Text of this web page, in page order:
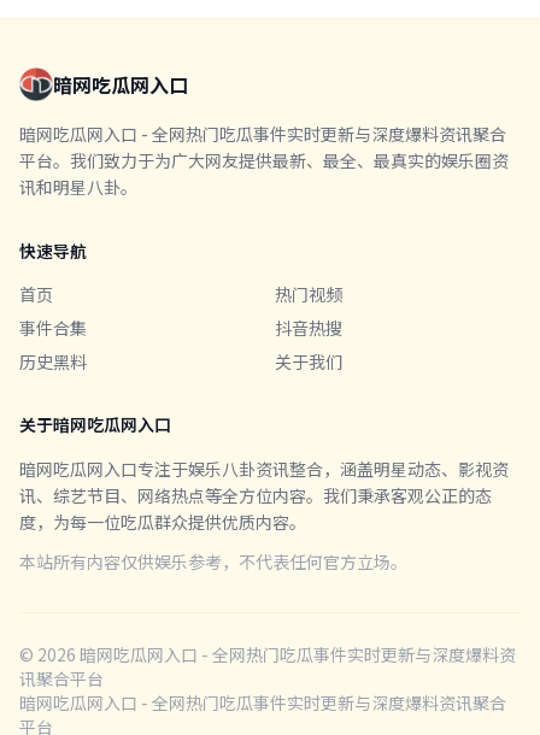
暗网吃瓜网入口
暗网吃瓜网入口 - 全网热门吃瓜事件实时更新与深度爆料资讯聚合
平台。我们致力于为广大网友提供最新、最全、最真实的娱乐圈资
讯和明星八卦。
快速导航
首页
热门视频
事件合集
抖音热搜
历史黑料
关于我们
关于暗网吃瓜网入口
暗网吃瓜网入口专注于娱乐八卦资讯整合，涵盖明星动态、影视资
讯、综艺节目、网络热点等全方位内容。我们秉承客观公正的态
度，为每一位吃瓜群众提供优质内容。
本站所有内容仅供娱乐参考，不代表任何官方立场。
© 2026 暗网吃瓜网入口 - 全网热门吃瓜事件实时更新与深度爆料资
讯聚合平台
暗网吃瓜网入口 - 全网热门吃瓜事件实时更新与深度爆料资讯聚合
平台